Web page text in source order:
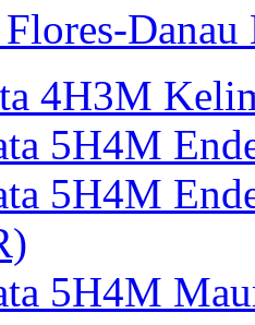
Flores-
4H3M
5H4M
5H4M
5H4M